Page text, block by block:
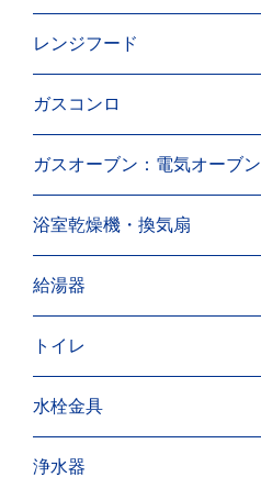
レンジフード
ガスコンロ
ガスオーブン：電気オーブン
浴室乾燥機・換気扇
給湯器
トイレ
水栓金具
浄水器